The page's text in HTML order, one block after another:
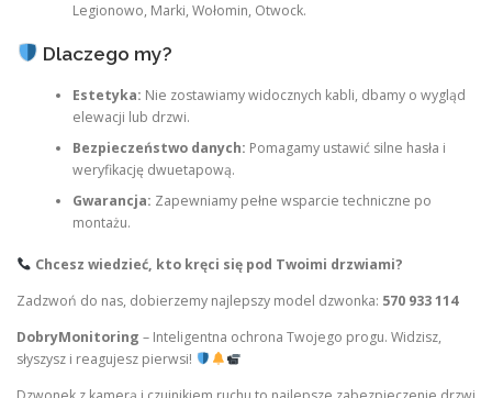
Legionowo, Marki, Wołomin, Otwock.
Dlaczego my?
Estetyka: Nie zostawiamy widocznych kabli, dbamy o wygląd
elewacji lub drzwi.
Bezpieczeństwo danych: Pomagamy ustawić silne hasła i
weryfikację dwuetapową.
Gwarancja: Zapewniamy pełne wsparcie techniczne po
montażu.
Chcesz wiedzieć, kto kręci się pod Twoimi drzwiami?
Zadzwoń do nas, dobierzemy najlepszy model dzwonka: 570 933 114
DobryMonitoring – Inteligentna ochrona Twojego progu. Widzisz,
słyszysz i reagujesz pierwsi!